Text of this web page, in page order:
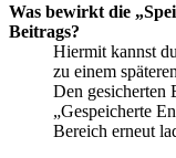
Was bewirkt die
Beitrags?
Hiermit kannst
zu einem
Den gesicherten
„Gespeicherte
Bereich erneut